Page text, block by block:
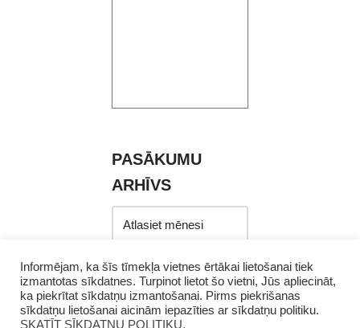
PASĀKUMU
ARHĪVS
Informējam, ka šīs tīmekļa vietnes ērtākai lietošanai tiek
izmantotas sīkdatnes. Turpinot lietot šo vietni, Jūs apliecināt,
ka piekrītat sīkdatņu izmantošanai. Pirms piekrišanas
sīkdatņu lietošanai aicinām iepazīties ar sīkdatņu politiku.
SKATĪT SĪKDATŅU POLITIKU.